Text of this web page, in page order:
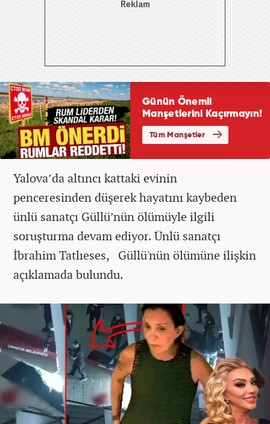
Yalova’da altıncı kattaki evinin
penceresinden düşerek hayatını kaybeden
ünlü sanatçı Güllü’nün ölümüyle ilgili
soruşturma devam ediyor. Ünlü sanatçı
İbrahim Tatlıeses, Güllü'nün ölümüne ilişkin
açıklamada bulundu.